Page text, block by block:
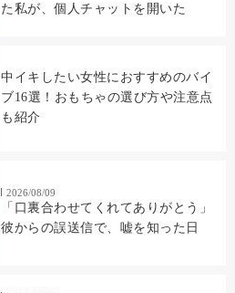
た私が、個人チャットを開いた
中イキしたい女性におすすめのバイ
ブ16選！おもちゃの選び方や注意点
も紹介
2026/08/09
「口裏合わせてくれてありがとう」
彼からの誤送信で、嘘を知った日